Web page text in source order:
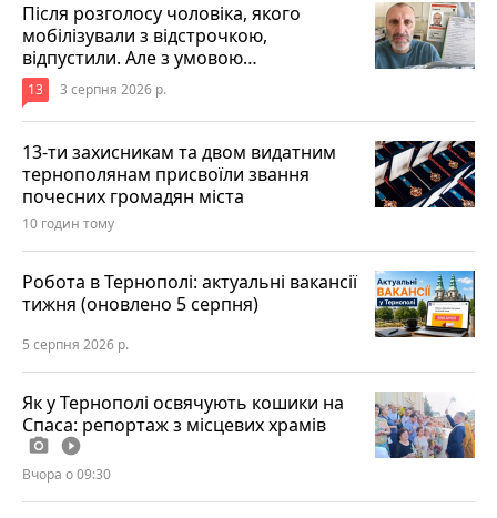
Після розголосу чоловіка, якого
мобілізували з відстрочкою,
відпустили. Але з умовою…
13 3 серпня 2026 р.
13-ти захисникам та двом видатним
тернополянам присвоїли звання
почесних громадян міста
10 годин тому
Робота в Тернополі: актуальні вакансії
тижня (оновлено 5 серпня)
5 серпня 2026 р.
Як у Тернополі освячують кошики на
Спаса: репортаж з місцевих храмів
photo_camera play_circle_filled
Вчора о 09:30